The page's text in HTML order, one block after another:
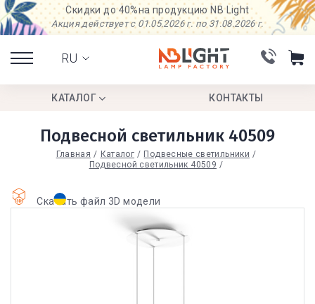
Скидки до 40%на продукцию NB Light
Акция действует с 01.05.2026 г. по 31.08.2026 г.
RU
КАТАЛОГ КОНТАКТЫ
Подвесной светильник 40509
Главная Каталог
Подвесные светильники
Подвесной светильник 40509
Скачать файл 3D модели